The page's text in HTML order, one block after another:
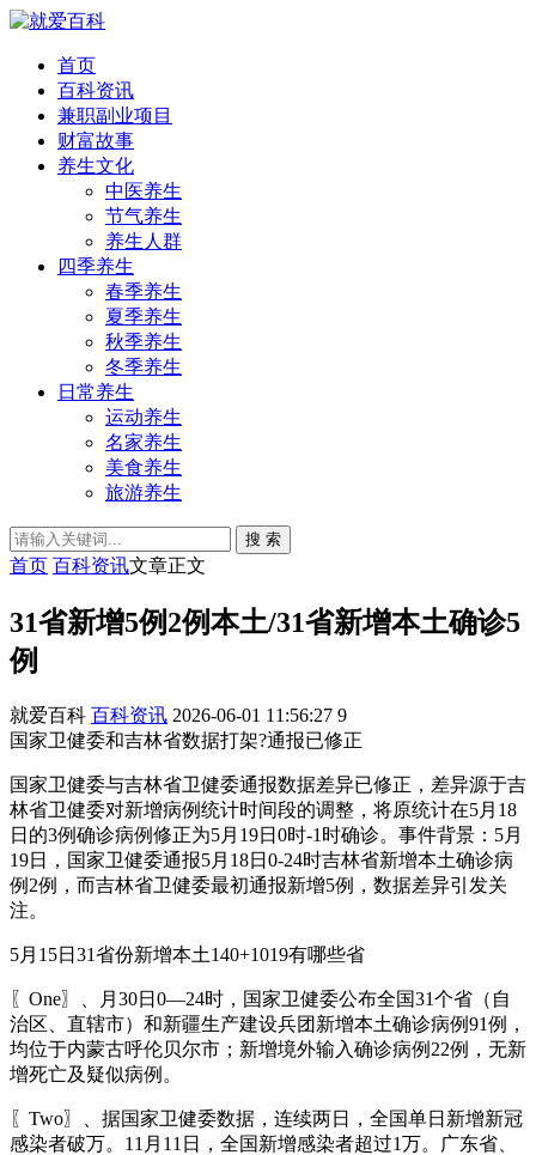
首页
百科资讯
兼职副业项目
财富故事
养生文化
中医养生
节气养生
养生人群
四季养生
春季养生
夏季养生
秋季养生
冬季养生
日常养生
运动养生
名家养生
美食养生
旅游养生
搜 索
首页 百科资讯文章正文
31省新增5例2例本土/31省新增本土确诊5
例
就爱百科 百科资讯 2026-06-01 11:56:27 9
国家卫健委和吉林省数据打架?通报已修正
国家卫健委与吉林省卫健委通报数据差异已修正，差异源于吉
林省卫健委对新增病例统计时间段的调整，将原统计在5月18
日的3例确诊病例修正为5月19日0时-1时确诊。事件背景：5月
19日，国家卫健委通报5月18日0-24时吉林省新增本土确诊病
例2例，而吉林省卫健委最初通报新增5例，数据差异引发关
注。
5月15日31省份新增本土140+1019有哪些省
〖One〗、月30日0—24时，国家卫健委公布全国31个省（自
治区、直辖市）和新疆生产建设兵团新增本土确诊病例91例，
均位于内蒙古呼伦贝尔市；新增境外输入确诊病例22例，无新
增死亡及疑似病例。
〖Two〗、据国家卫健委数据，连续两日，全国单日新增新冠
感染者破万。11月11日，全国新增感染者超过1万。广东省、